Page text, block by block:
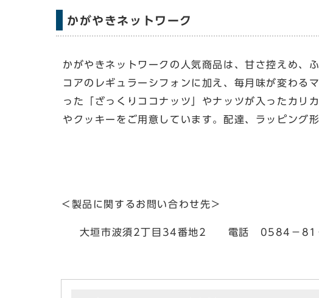
かがやきネットワーク
かがやきネットワークの人気商品は、甘さ控えめ、
コアのレギュラーシフォンに加え、毎月味が変わる
った「ざっくりココナッツ」やナッツが入ったカリ
やクッキーをご用意しています。配達、ラッピング
＜製品に関するお問い合わせ先＞
大垣市波須2丁目34番地2 電話 0584－